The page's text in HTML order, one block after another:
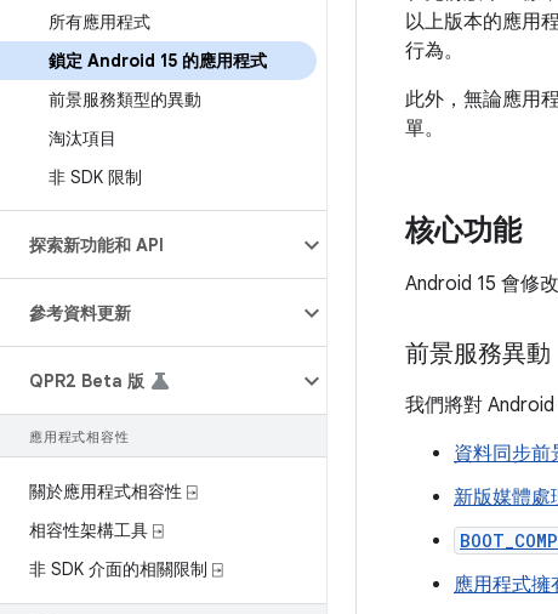
所有應用程式
鎖定 Android 15 的應用程式
前景服務類型的異動
淘汰項目
非 SDK 限制
探索新功能和 API
參考資料更新
QPR2 Beta 版
應用程式相容性
關於應用程式相容性 ⍈
相容性架構工具 ⍈
非 SDK 介面的相關限制 ⍈
以上版本的應用
行為。
此外，無論應用
單。
核心功能
Android 15 會修
前景服務異動
我們將對 Android
資料同步前
新版媒體處
應用程式擁